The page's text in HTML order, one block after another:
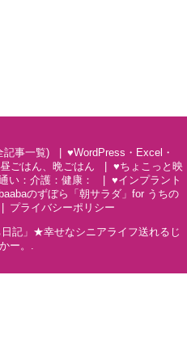
事一覧)
♥WordPress・Excel・
ごはん、晩ごはん
♥ちょこっと映
い：介護：健康：
♥インプラント
のずぼら「朝サラダ」for うちの
プライバシーポリシー
記」★幸せなシニアライフ送れるじ
ー。 .